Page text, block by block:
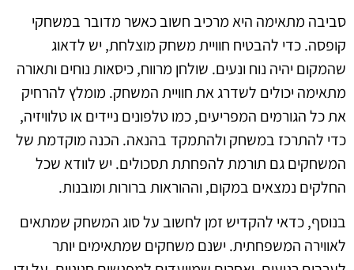
סביבה מתאימה היא מרכיב חשוב כאשר מדובר במשחקי
קופסה. כדי להבטיח חוויית משחק מוצלחת, יש לדאוג
שהמקום יהיה נוח ונעים. שולחן מרווח, כיסאות נוחים ותאורה
מתאימה יכולים לשדרג את חוויית המשחק. מומלץ להרחיק
את כל הגורמים המפריעים, כמו טלפונים ניידים או טלוויזיה,
כדי להתרכז במשחק ולהתמקד בהנאה. הכנה מוקדמת של
המשחקים גם תורמת להפחתת תסכולים. יש לוודא שכל
החלקים נמצאים במקום, וההוראות ברורות ומובנות.
בנוסף, כדאי להקדיש זמן לחשוב על סוג המשחק שמתאים
לאווירה המשפחתית. ישנם משחקים שמתאימים יותר